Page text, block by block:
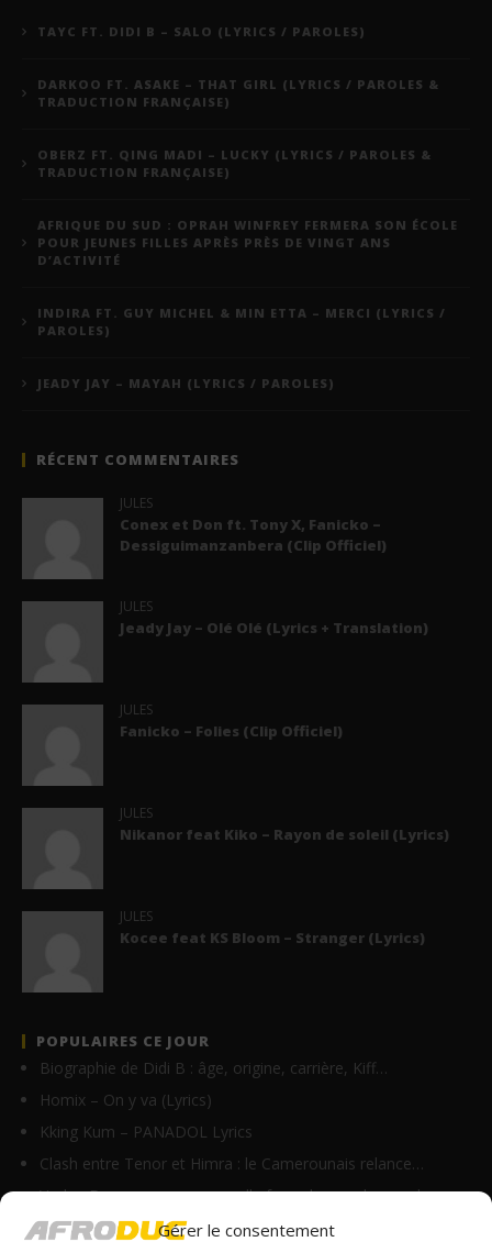
Gérer le consentement
TAYC FT. DIDI B – SALO (LYRICS / PAROLES)
DARKOO FT. ASAKE – THAT GIRL (LYRICS / PAROLES &
TRADUCTION FRANÇAISE)
OBERZ FT. QING MADI – LUCKY (LYRICS / PAROLES &
TRADUCTION FRANÇAISE)
AFRIQUE DU SUD : OPRAH WINFREY FERMERA SON ÉCOLE
POUR JEUNES FILLES APRÈS PRÈS DE VINGT ANS
D’ACTIVITÉ
INDIRA FT. GUY MICHEL & MIN ETTA – MERCI (LYRICS /
PAROLES)
JEADY JAY – MAYAH (LYRICS / PAROLES)
RÉCENT COMMENTAIRES
JULES
Conex et Don ft. Tony X, Fanicko –
Dessiguimanzanbera (Clip Officiel)
JULES
Jeady Jay – Olé Olé (Lyrics + Translation)
JULES
Fanicko – Folies (Clip Officiel)
JULES
Nikanor feat Kiko – Rayon de soleil (Lyrics)
JULES
Kocee feat KS Bloom – Stranger (Lyrics)
POPULAIRES CE JOUR
Biographie de Didi B : âge, origine, carrière, Kiff…
Homix – On y va (Lyrics)
Kking Kum – PANADOL Lyrics
Clash entre Tenor et Himra : le Camerounais relance…
Vodun Days : vers une nouvelle formule pour le grand…
Nikanor – Jolie (Lyrics)